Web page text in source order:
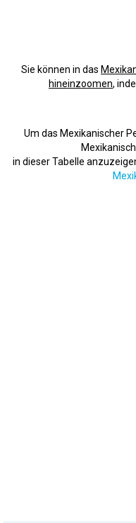
Sie können in das
hineinzoomen,
Um das Mexikanischer
in dieser Tabelle